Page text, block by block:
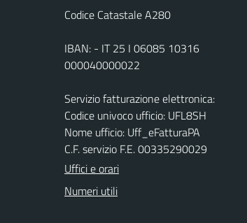
Codice Catastale A280
IBAN: - IT 25 I 06085 10316
000040000022
Servizio fatturazione elettronica:
Codice univoco ufficio: UFL8SH
Nome ufficio: Uff_eFatturaPA
C.F. servizio F.E. 00335290029
Uffici e orari
Numeri utili